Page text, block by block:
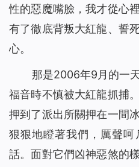
性的惡魔嘴臉，我才從心
有了徹底背叛大紅龍、誓
心。
那是2006年9月的一
福音時不慎被大紅龍抓捕
押到了派出所關押在一間
狠狠地瞪著我們，厲聲
話。面對它們凶神惡煞的